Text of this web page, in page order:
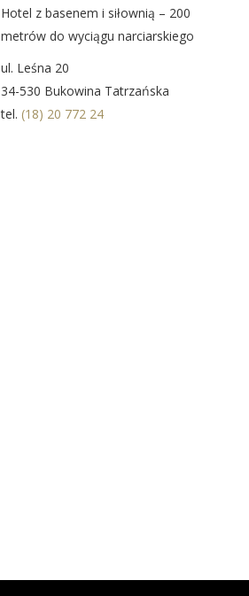
Hotel z basenem i siłownią – 200
metrów do wyciągu narciarskiego
ul. Leśna 20
34-530 Bukowina Tatrzańska
tel.(18) 20 772 24